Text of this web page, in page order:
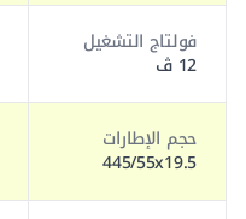
فولتاج التشغيل
12 ڤ
حجم الإطارات
445/55x19.5